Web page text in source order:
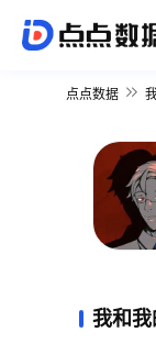
点点数据
我和